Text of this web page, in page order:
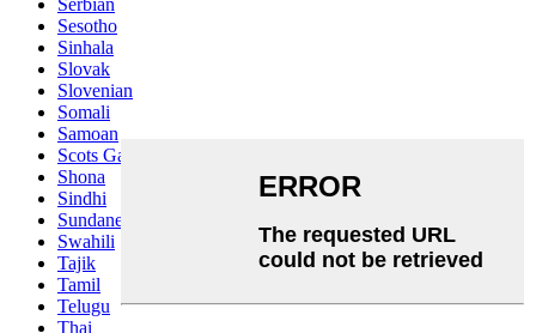
Serbian
Sesotho
Sinhala
Slovak
Slovenian
Somali
Samoan
Scots Gaelic
Shona
Sindhi
Sundanese
Swahili
Tajik
Tamil
Telugu
Thai